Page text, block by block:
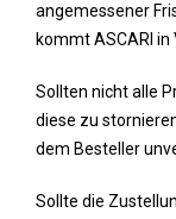
angemessener
kommt ASCARI in
Sollten nicht alle
diese zu
dem Besteller
Sollte die